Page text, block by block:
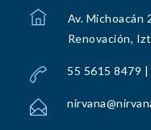
Av. Michoacán
Renovación,
55 5615 8479